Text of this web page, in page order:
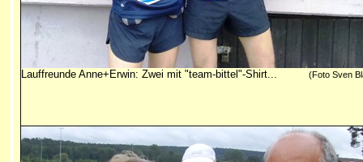
Lauffreunde Anne+Erwin: Zwei mit "team-bittel"-Shirt... (Foto Sven